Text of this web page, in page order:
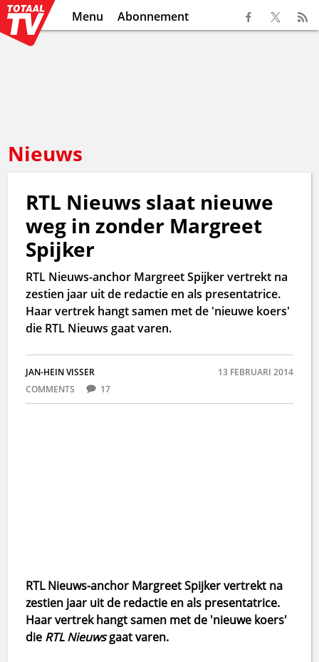
Menu Abonnement
Nieuws
RTL Nieuws slaat nieuwe
weg in zonder Margreet
Spijker
RTL Nieuws-anchor Margreet Spijker vertrekt na
zestien jaar uit de redactie en als presentatrice.
Haar vertrek hangt samen met de 'nieuwe koers'
die RTL Nieuws gaat varen.
JAN-HEIN VISSER
13 FEBRUARI 2014
COMMENTS
17
RTL Nieuws-anchor Margreet Spijker vertrekt na
zestien jaar uit de redactie en als presentatrice.
Haar vertrek hangt samen met de 'nieuwe koers'
die RTL Nieuwsgaat varen.